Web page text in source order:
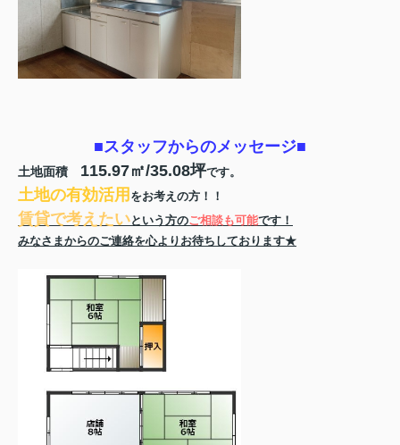
■スタッフからのメッセージ■
土地面積 115.97㎡/35.08坪です。
土地の有効活用 をお考えの方！！
賃貸で考えたいという方のご相談も可能です！
みなさまからのご連絡を心よりお待ちしております★